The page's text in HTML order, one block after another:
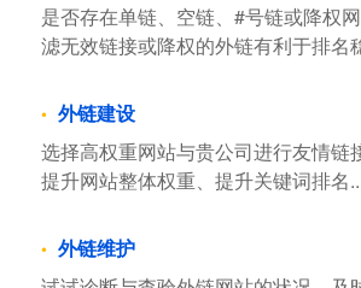
是否存在单链、空链、#号链或降权
滤无效链接或降权的外链有利于排名
外链建设
选择高权重网站与贵公司进行友情链
提升网站整体权重、提升关键词排名
外链维护